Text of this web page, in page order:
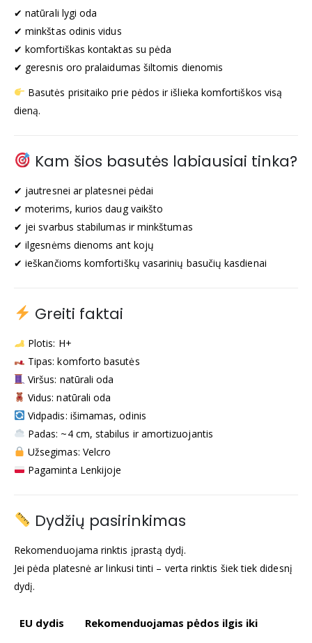
✔ natūrali lygi oda
✔ minkštas odinis vidus
✔ komfortiškas kontaktas su pėda
✔ geresnis oro pralaidumas šiltomis dienomis
Basutės prisitaiko prie pėdos ir išlieka komfortiškos visą
dieną.
Kam šios basutės labiausiai tinka?
✔ jautresnei ar platesnei pėdai
✔ moterims, kurios daug vaikšto
✔ jei svarbus stabilumas ir minkštumas
✔ ilgesnėms dienoms ant kojų
✔ ieškančioms komfortiškų vasarinių basučių kasdienai
Greiti faktai
Plotis: H+
Tipas: komforto basutės
Viršus: natūrali oda
Vidus: natūrali oda
Vidpadis: išimamas, odinis
Padas: ~4 cm, stabilus ir amortizuojantis
Užsegimas: Velcro
Pagaminta Lenkijoje
Dydžių pasirinkimas
Rekomenduojama rinktis įprastą dydį.
Jei pėda platesnė ar linkusi tinti – verta rinktis šiek tiek didesnį
dydį.
EU dydis
Rekomenduojamas pėdos ilgis iki